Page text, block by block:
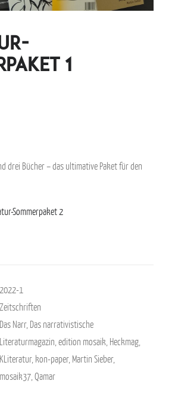
1
drei Bücher – das ultimative Paket für den
Sommerpaket 2
2022-1
Zeitschriften
Das Narr, Das narrativistische
Literaturmagazin,edition mosaik, Heckmag,
KLiteratur, kon-paper, Martin Sieber,
mosaik37,Qamar